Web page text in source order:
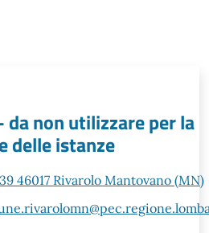
da non utilizzare per la
delle istanze
46017 Rivarolo Mantovano (MN)